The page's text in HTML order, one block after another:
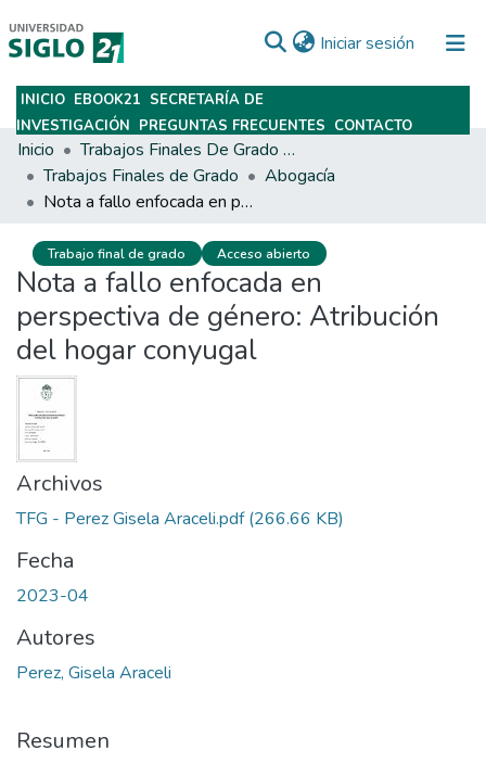
Iniciar sesión (current)
Subir
INICIO EBOOK21 SECRETARÍA DE
INVESTIGACIÓN PREGUNTAS FRECUENTES CONTACTO
Inicio
Trabajos Finales De Grado Y Posgrado
Trabajos Finales de Grado
Abogacía
Nota a fallo enfocada en perspectiva de género: Atribución del hogar conyugal
Trabajo final de grado Acceso abierto
Nota a fallo enfocada en
perspectiva de género: Atribución
del hogar conyugal
Archivos
TFG - Perez Gisela Araceli.pdf(266.66 KB)
Fecha
2023-04
Autores
Perez, Gisela Araceli
Resumen